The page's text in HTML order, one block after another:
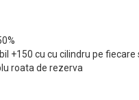
+150 cu cu cilindru pe fiecare
roata de rezerva